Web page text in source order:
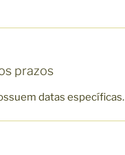
prazos
datas específicas.